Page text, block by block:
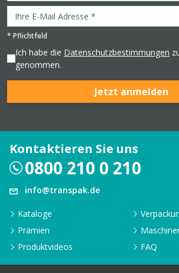
* Pflichtfeld
Ich habe die Datenschutzbestimmungen
genommen.
Jetzt anmelden
Kontaktieren Sie uns
0800 210 0 210
info@transpak.de
Kataloge
Prämien
Produktvideos
FAQ